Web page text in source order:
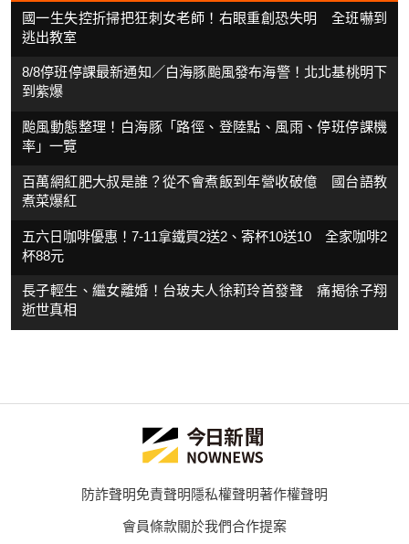
國一生失控折掃把狂刺女老師！右眼重創恐失明 全班嚇到
逃出教室
8/8停班停課最新通知／白海豚颱風發布海警！北北基桃明下
到紫爆
颱風動態整理！白海豚「路徑、登陸點、風雨、停班停課機
率」一覽
百萬網紅肥大叔是誰？從不會煮飯到年營收破億 國台語教
煮菜爆紅
五六日咖啡優惠！7-11拿鐵買2送2、寄杯10送10 全家咖啡2
杯88元
長子輕生、繼女離婚！台玻夫人徐莉玲首發聲 痛揭徐子翔
逝世真相
防詐聲明免責聲明隱私權聲明著作權聲明
會員條款關於我們合作提案